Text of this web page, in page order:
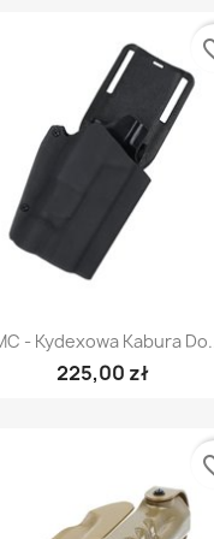
Szybki podgląd
- Kydexowa Kabura
225,00 zł